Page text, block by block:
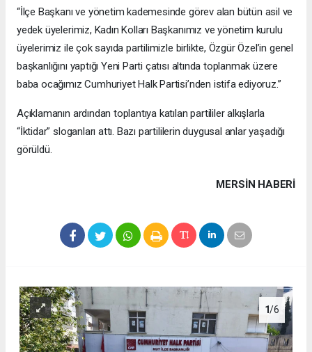
“İlçe Başkanı ve yönetim kademesinde görev alan bütün asil ve
yedek üyelerimiz, Kadın Kolları Başkanımız ve yönetim kurulu
üyelerimiz ile çok sayıda partilimizle birlikte, Özgür Özel’in genel
başkanlığını yaptığı Yeni Parti çatısı altında toplanmak üzere
baba ocağımız Cumhuriyet Halk Partisi’nden istifa ediyoruz.”
Açıklamanın ardından toplantıya katılan partililer alkışlarla
“İktidar” sloganları attı. Bazı partililerin duygusal anlar yaşadığı
görüldü.
MERSIN HABERİ
1/6